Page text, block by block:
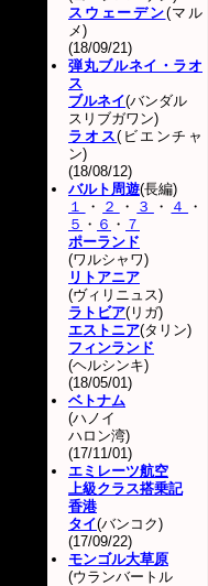
スウェーデン(マル
メ)
(18/09/21)
弾丸ブルネイ・ラオ
ス
ブルネイ(バンダル
スリブガワン)
ラオス(ビエンチャ
ン)
(18/08/12)
バルト周遊(長編)
１
・ ２ ・ ３ ・ ４
・
５ ・ ６ ・ ７
ポーランド
(ワルシャワ)
リトアニア
(ヴィリニュス)
ラトビア(リガ)
エストニア(タリン)
フィンランド
(ヘルシンキ)
(18/05/01)
ベトナム
(ハノイ
ハロン湾)
(17/11/01)
エミレーツ航空
上級クラス搭乗記
香港
タイ(バンコク)
(17/09/22)
モンゴル大草原
(ウランバートル